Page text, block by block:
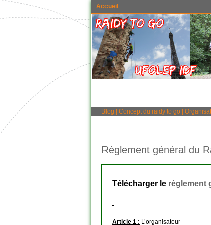
Accueil
Blog Concept du raidy to go
Règlement général du
Télécharger le règlement
Article 1 : L’organisateur